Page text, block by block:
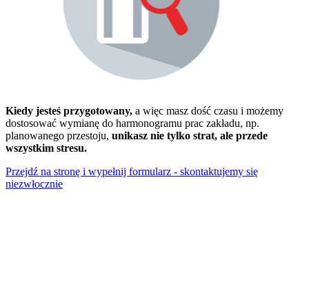
Kiedy jesteś przygotowany, a więc masz dość czasu i możemy
dostosować wymianę do harmonogramu prac zakładu, np.
planowanego przestoju, unikasz nie tylko strat, ale przede
wszystkim stresu.
Przejdź na stronę i wypełnij formularz - skontaktujemy się
niezwłocznie